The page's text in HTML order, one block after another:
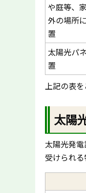
や庭等、
外の場所
置
太陽光パ
置
上記の表
太陽
太陽光発
受けられる